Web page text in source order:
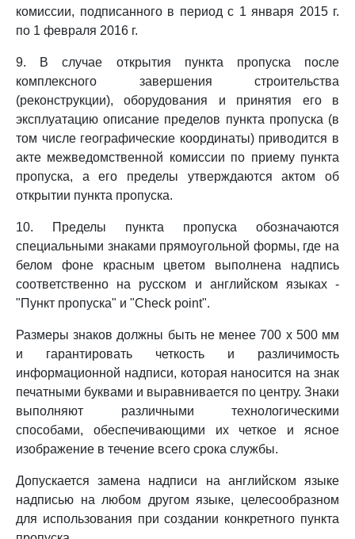
комиссии, подписанного в период с 1 января 2015 г.
по 1 февраля 2016 г.
9. В случае открытия пункта пропуска после
комплексного завершения строительства
(реконструкции), оборудования и принятия его в
эксплуатацию описание пределов пункта пропуска (в
том числе географические координаты) приводится в
акте межведомственной комиссии по приему пункта
пропуска, а его пределы утверждаются актом об
открытии пункта пропуска.
10. Пределы пункта пропуска обозначаются
специальными знаками прямоугольной формы, где на
белом фоне красным цветом выполнена надпись
соответственно на русском и английском языках -
"Пункт пропуска" и "Check point".
Размеры знаков должны быть не менее 700 x 500 мм
и гарантировать четкость и различимость
информационной надписи, которая наносится на знак
печатными буквами и выравнивается по центру. Знаки
выполняют различными технологическими
способами, обеспечивающими их четкое и ясное
изображение в течение всего срока службы.
Допускается замена надписи на английском языке
надписью на любом другом языке, целесообразном
для использования при создании конкретного пункта